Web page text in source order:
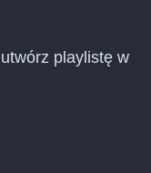
playlistę w